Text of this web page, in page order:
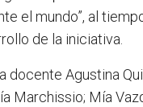
el mundo”, al
de la iniciativa.
Agustina
Marchissio; Mía